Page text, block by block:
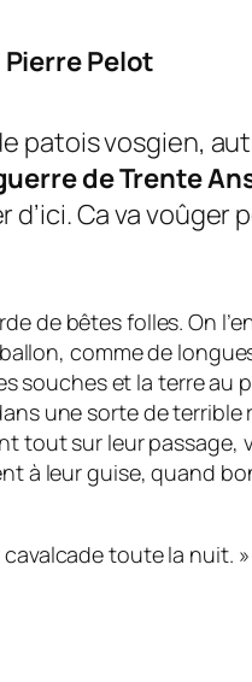
Pierre Pelot
patois vosgien,
de Trente
d’ici. Ca va
de bêtes folles. On
comme de
souches et la terre
une sorte de
tout sur leur
à leur guise, quand
toute la nuit. »